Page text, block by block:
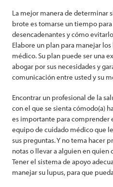
La mejor manera de determinar
brote es tomarse un tiempo
desencadenantes y cómo
Elabore un plan para manejar
médico. Su plan puede ser una
abogar por sus necesidades y
comunicación entre usted y su
Encontrar un profesional de la
con el que se sienta cómodo(a)
es importante para comprender
equipo de cuidado médico que
sus preguntas. Y no tema hacer
notas o llevar a alguien en quien
Tener el sistema de apoyo
manejar su lupus, para que